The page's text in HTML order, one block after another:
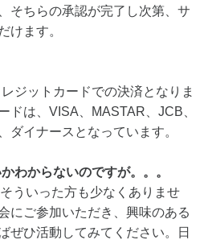
そちらの承認が完了し次第、サ
けます。
ジットカードでの決済となりま
ドは、VISA、MASTAR、JCB、
ダイナースとなっています。
わからないのですが。。。
ういった方も少なくありませ
にご参加いただき、興味のある
ぜひ活動してみてください。日